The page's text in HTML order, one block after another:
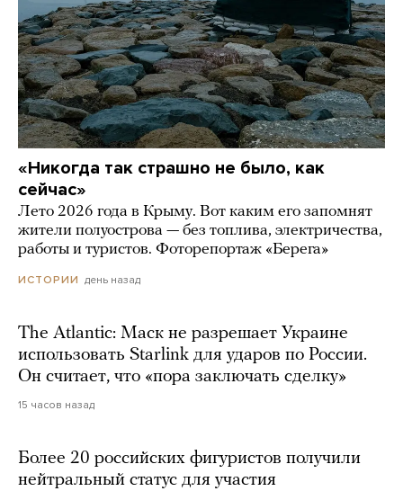
«Никогда так страшно не было, как
сейчас»
Лето 2026 года в Крыму. Вот каким его запомнят
жители полуострова — без топлива, электричества,
работы и туристов. Фоторепортаж «Берега»
ИСТОРИИ день назад
The Atlantic: Маск не разрешает Украине
использовать Starlink для ударов по России.
Он считает, что «пора заключать сделку»
15 часов назад
Более 20 российских фигуристов получили
нейтральный статус для участия